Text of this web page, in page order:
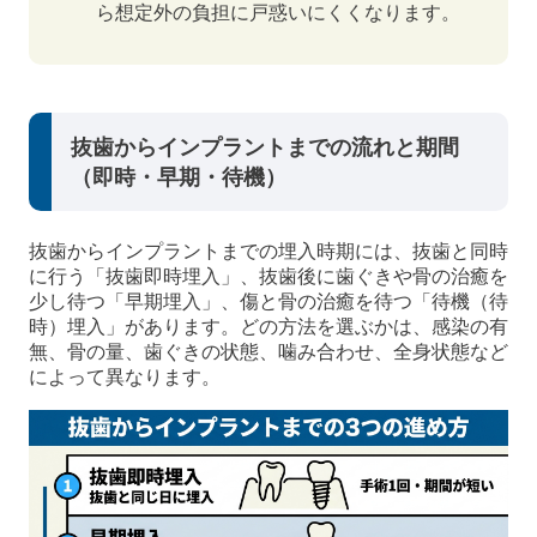
ら想定外の負担に戸惑いにくくなります。
抜歯からインプラントまでの流れと期間
（即時・早期・待機）
抜歯からインプラントまでの埋入時期には、抜歯と同時
に行う「抜歯即時埋入」、抜歯後に歯ぐきや骨の治癒を
少し待つ「早期埋入」、傷と骨の治癒を待つ「待機（待
時）埋入」があります。どの方法を選ぶかは、感染の有
無、骨の量、歯ぐきの状態、噛み合わせ、全身状態など
によって異なります。